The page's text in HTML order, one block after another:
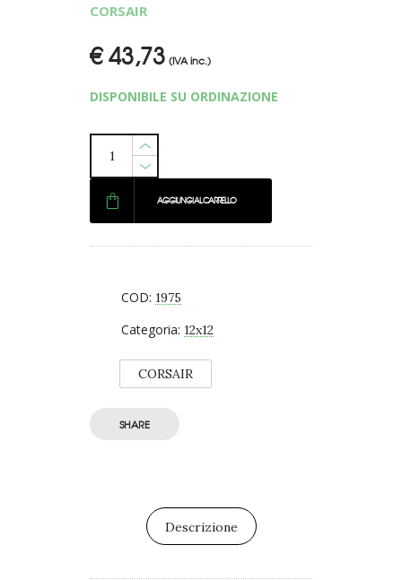
CORSAIR
€43,73 (IVA inc.)
DISPONIBILE SU ORDINAZIONE
AGGIUNGI AL CARRELLO
COD: 1975
Categoria: 12x12
CORSAIR
SHARE
Descrizione